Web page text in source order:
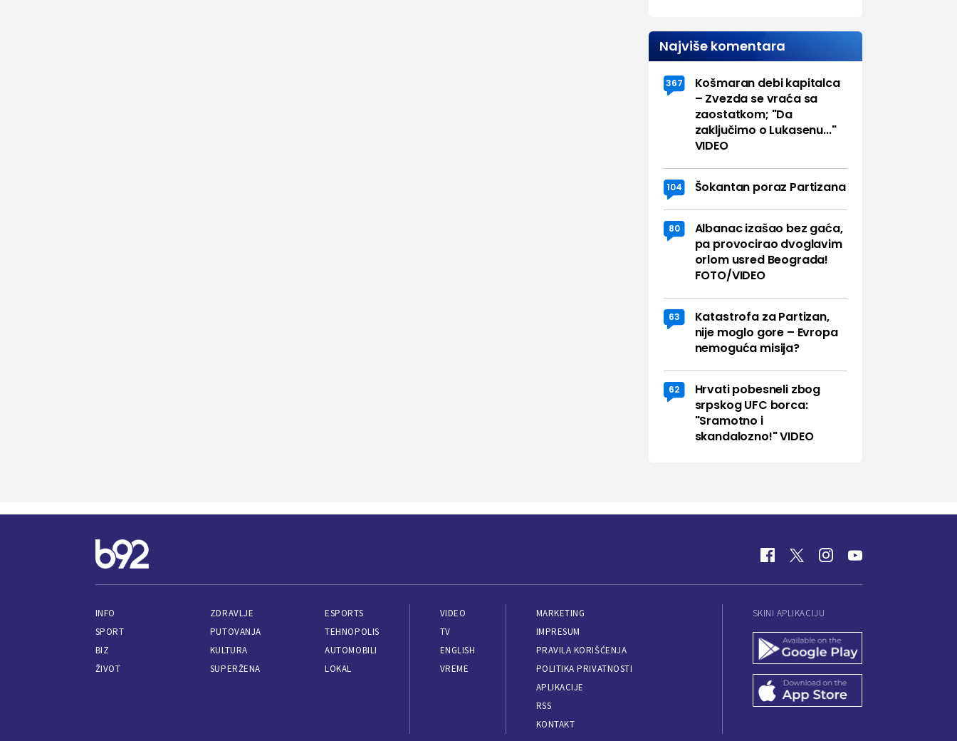
Najviše komentara
367
Košmaran debi kapitalca
– Zvezda se vraća sa
zaostatkom; "Da
zaključimo o Lukasenu..."
VIDEO
104 Šokantan poraz Partizana
80
Albanac izašao bez gaća,
pa provocirao dvoglavim
orlom usred Beograda!
FOTO/VIDEO
63
Katastrofa za Partizan,
nije moglo gore – Evropa
nemoguća misija?
62
Hrvati pobesneli zbog
srpskog UFC borca:
"Sramotno i
skandalozno!" VIDEO
INFO
SPORT
BIZ
ŽIVOT
ZDRAVLJE
PUTOVANJA
KULTURA
SUPERŽENA
ESPORTS
TEHNOPOLIS
AUTOMOBILI
LOKAL
VIDEO
TV
ENGLISH
VREME
MARKETING
IMPRESUM
PRAVILA KORIŠĆENJA
POLITIKA PRIVATNOSTI
APLIKACIJE
RSS
KONTAKT
SKINI APLIKACIJU